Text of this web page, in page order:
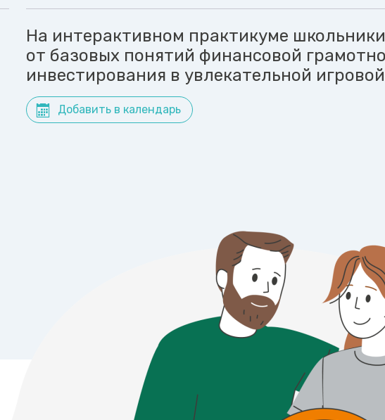
На интерактивном практикуме
от базовых понятий финансовой
инвестирования в увлекательной
Добавить в календарь